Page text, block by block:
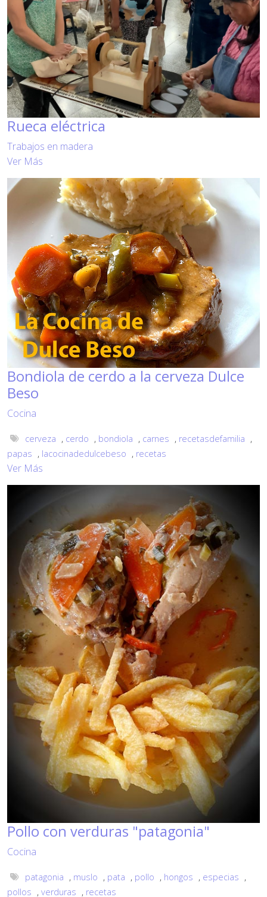
Rueca eléctrica
Trabajos en madera
Ver Más
Bondiola de cerdo a la cerveza Dulce
Beso
Cocina
cerveza , cerdo , bondiola , carnes , recetasdefamilia ,
papas , lacocinadedulcebeso , recetas
Ver Más
Pollo con verduras "patagonia"
Cocina
patagonia , muslo , pata , pollo , hongos , especias ,
pollos , verduras , recetas